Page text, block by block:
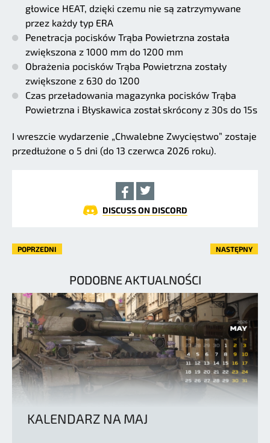
głowice HEAT, dzięki czemu nie są zatrzymywane
przez każdy typ ERA
Penetracja pocisków Trąba Powietrzna została
zwiększona z 1000 mm do 1200 mm
Obrażenia pocisków Trąba Powietrzna zostały
zwiększone z 630 do 1200
Czas przeładowania magazynka pocisków Trąba
Powietrzna i Błyskawica został skrócony z 30s do 15s
I wreszcie wydarzenie „Chwalebne Zwycięstwo” zostaje
przedłużone o 5 dni (do 13 czerwca 2026 roku).
DISCUSS ON DISCORD
POPRZEDNI NASTĘPNY
PODOBNE AKTUALNOŚCI
KALENDARZ NA MAJ